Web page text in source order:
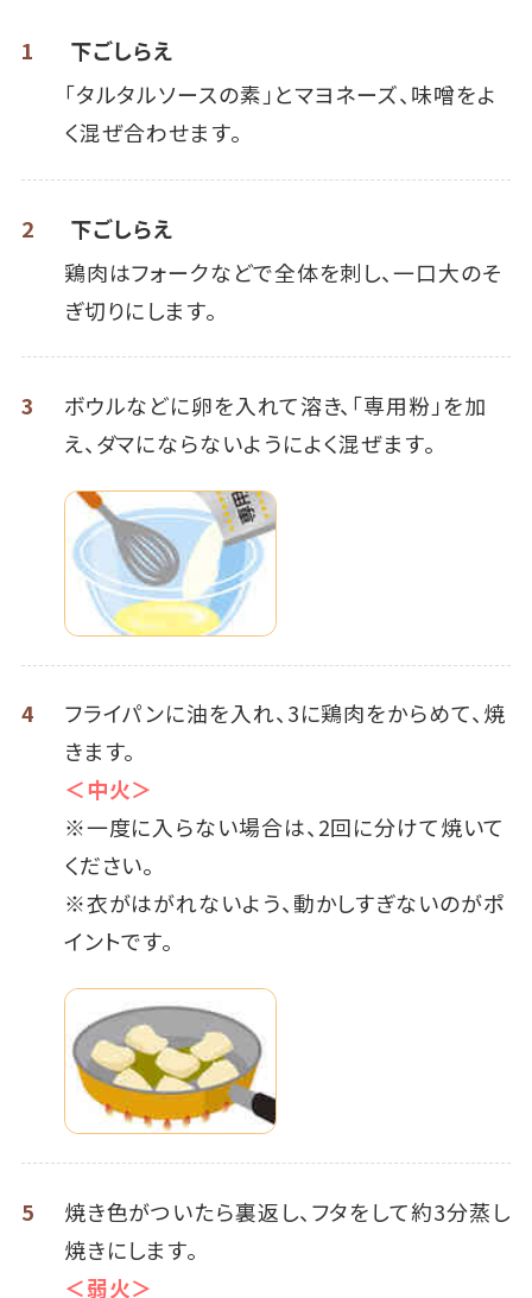
1
下ごしらえ
「タルタルソースの素」とマヨネーズ、味噌をよ
く混ぜ合わせます。
2
下ごしらえ
鶏肉はフォークなどで全体を刺し、一口大のそ
ぎ切りにします。
3
ボウルなどに卵を入れて溶き、「専用粉」を加
え、ダマにならないようによく混ぜます。
4
フライパンに油を入れ、3に鶏肉をからめて、焼
きます。
＜中火＞
※一度に入らない場合は、2回に分けて焼いて
ください。
※衣がはがれないよう、動かしすぎないのがポ
イントです。
5
焼き色がついたら裏返し、フタをして約3分蒸し
焼きにします。
＜弱火＞